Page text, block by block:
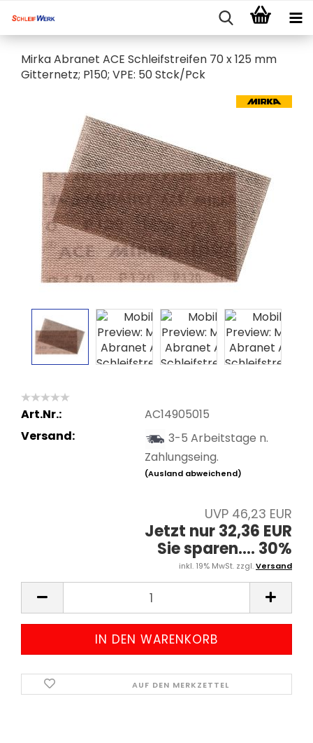
Mirka Abranet ACE Schleifstreifen 70 x 125 mm
Gitternetz; P150; VPE: 50 Stck/Pck
Art.Nr.:
AC14905015
Versand:
3-5 Arbeitstage n.
Zahlungseing.
(Ausland abweichend)
UVP 46,23 EUR
Jetzt nur 32,36 EUR
Sie sparen.... 30%
inkl. 19% MwSt. zzgl.Versand
AUF DEN MERKZETTEL